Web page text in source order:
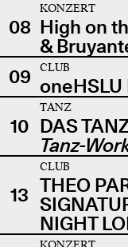
08
KONZERT
High on
&
09
CLUB
oneHSLU
10
TANZ
DAS
Tanz-
13
CLUB
THEO
NIGHT